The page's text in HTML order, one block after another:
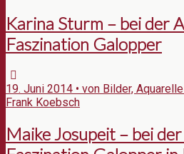
Karina Sturm – bei der
Faszination Galopper
19. Juni 2014 • von Bilder,
Frank Koebsch
Maike Josupeit – bei